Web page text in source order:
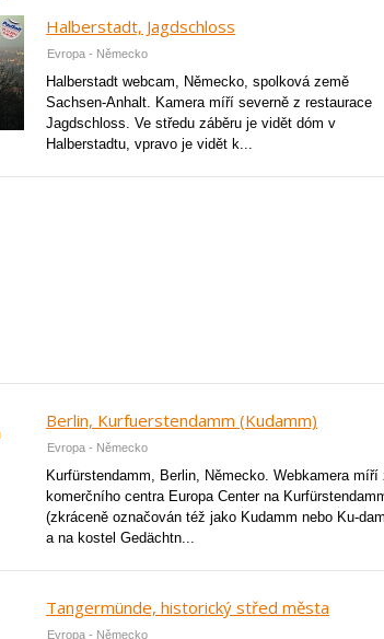
Halberstadt, Jagdschloss
Evropa - Německo
Halberstadt webcam, Německo, spolková země
Sachsen-Anhalt. Kamera míří severně z restaurace
Jagdschloss. Ve středu záběru je vidět dóm v
Halberstadtu, vpravo je vidět k...
Berlin, Kurfuerstendamm (Kudamm)
Evropa - Německo
Kurfürstendamm, Berlin, Německo. Webkamera míří
komerčního centra Europa Center na
(zkráceně označován též jako Kudamm nebo Ku-
a na kostel Gedächtn...
Tangermünde, historický střed města
Evropa - Německo